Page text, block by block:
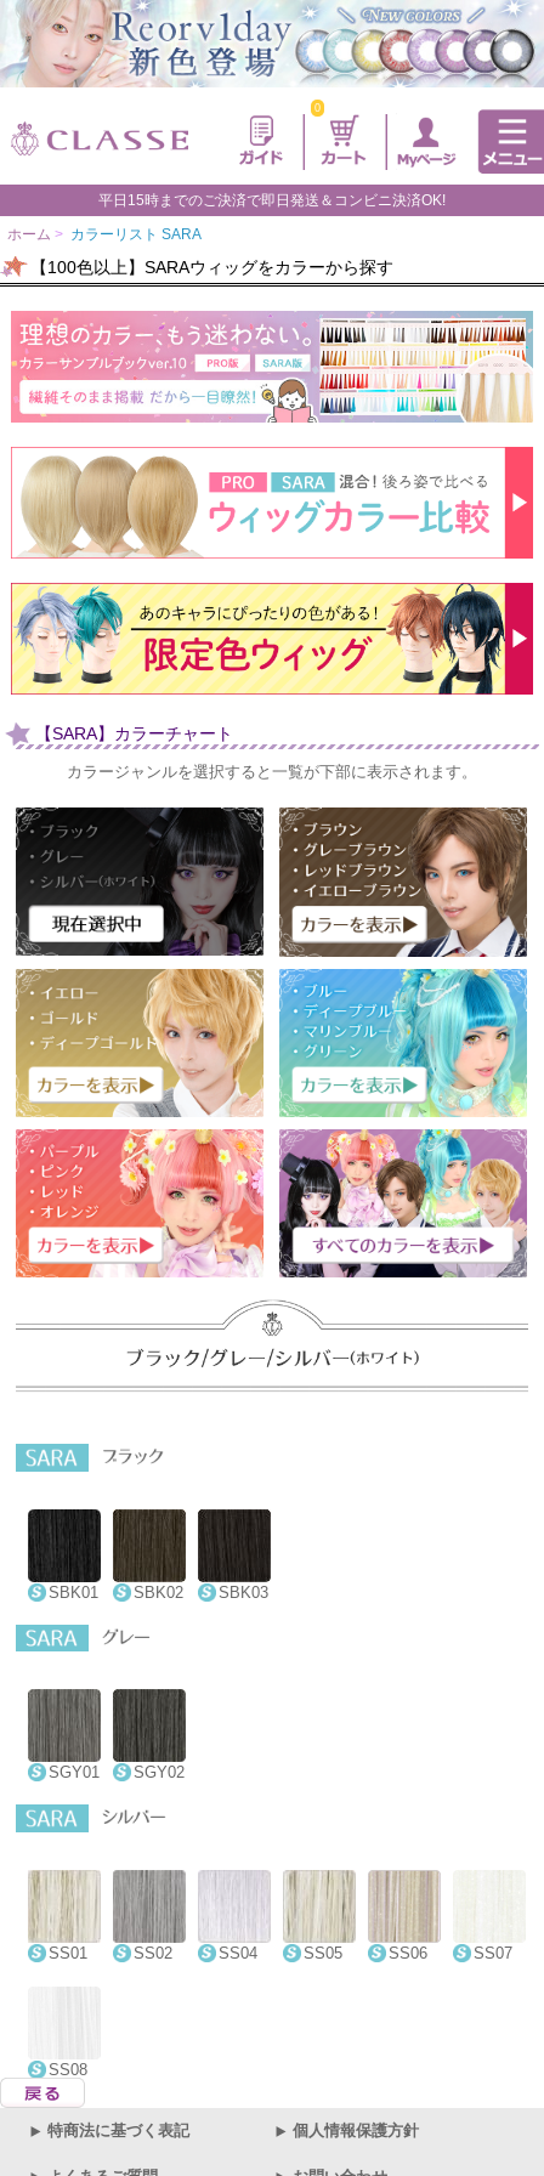
0
平日15時までのご決済で即日発送＆コンビニ決済OK!
ホーム > カラーリスト SARA
【100色以上】SARAウィッグをカラーから探す
【SARA】カラーチャート
カラージャンルを選択すると一覧が下部に表示されます。
SBK01 SBK02 SBK03
SGY01 SGY02
SS01 SS02 SS04 SS05 SS06 SS07
SS08
特商法に基づく表記 個人情報保護方針